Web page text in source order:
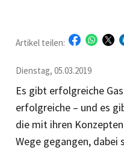
Dienstag, 05.03.2019
Artikel teilen:
Es gibt erfolgreiche
erfolgreiche – und es
die mit ihren
Wege gegangen, dabei